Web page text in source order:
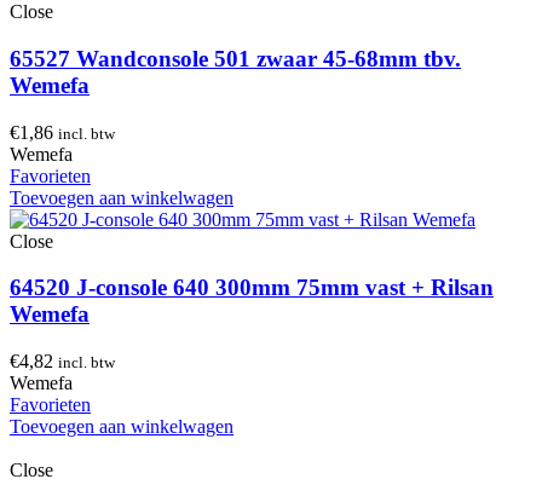
Close
65527 Wandconsole 501 zwaar 45-68mm tbv.
Wemefa
€1,86 incl. btw
Wemefa
Favorieten
Toevoegen aan winkelwagen
Close
64520 J-console 640 300mm 75mm vast + Rilsan
Wemefa
€4,82 incl. btw
Wemefa
Favorieten
Toevoegen aan winkelwagen
Close